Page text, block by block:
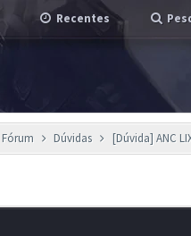
Recentes
Fórum Dúvidas [Dúvida] ANC